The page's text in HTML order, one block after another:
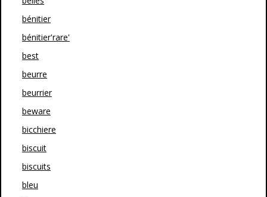
bénitier
bénitier'rare'
best
beurre
beurrier
beware
bicchiere
biscuit
biscuits
bleu